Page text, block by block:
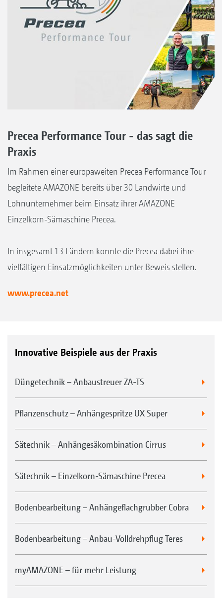
Precea Performance Tour - das sagt die
Praxis
Im Rahmen einer europaweiten Precea Performance Tour
begleitete AMAZONE bereits über 30 Landwirte und
Lohnunternehmer beim Einsatz ihrer AMAZONE
Einzelkorn-Sämaschine Precea.
In insgesamt 13 Ländern konnte die Precea dabei ihre
vielfältigen Einsatzmöglichkeiten unter Beweis stellen.
www.precea.net
Innovative Beispiele aus der Praxis
Düngetechnik – Anbaustreuer ZA-TS
Pflanzenschutz – Anhängespritze UX Super
Sätechnik – Anhängesäkombination Cirrus
Sätechnik – Einzelkorn-Sämaschine Precea
Bodenbearbeitung – Anhängeflachgrubber Cobra
Bodenbearbeitung – Anbau-Volldrehpflug Teres
myAMAZONE – für mehr Leistung